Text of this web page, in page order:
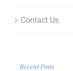
Contact Us
Recent Posts